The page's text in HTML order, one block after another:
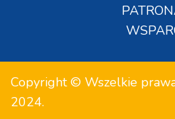
Copyright © Wszelkie
2024.